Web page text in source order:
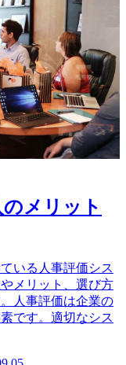
メリット
いる人事評価シス
メリット、選び方
人事評価は企業の
です。適切なシス